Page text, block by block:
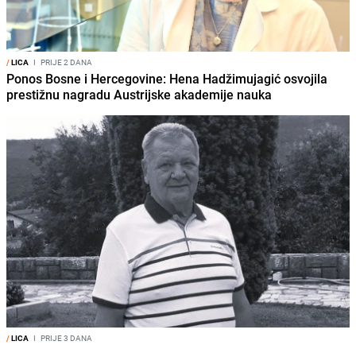
/LICA I PRIJE 2 DANA
Ponos Bosne i Hercegovine: Hena Hadžimujagić osvojila
prestižnu nagradu Austrijske akademije nauka
/LICA I PRIJE 3 DANA